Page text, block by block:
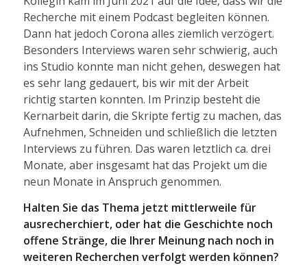
Recherche mit einem Podcast begleiten können.
Dann hat jedoch Corona alles ziemlich verzögert.
Besonders Interviews waren sehr schwierig, auch
ins Studio konnte man nicht gehen, deswegen hat
es sehr lang gedauert, bis wir mit der Arbeit
richtig starten konnten. Im Prinzip besteht die
Kernarbeit darin, die Skripte fertig zu machen, das
Aufnehmen, Schneiden und schließlich die letzten
Interviews zu führen. Das waren letztlich ca. drei
Monate, aber insgesamt hat das Projekt um die
neun Monate in Anspruch genommen.
Halten Sie das Thema jetzt mittlerweile für
ausrecherchiert, oder hat die Geschichte noch
offene Stränge, die Ihrer Meinung nach noch in
weiteren Recherchen verfolgt werden können?